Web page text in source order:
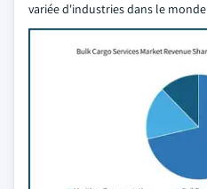
variée d'industries dans le